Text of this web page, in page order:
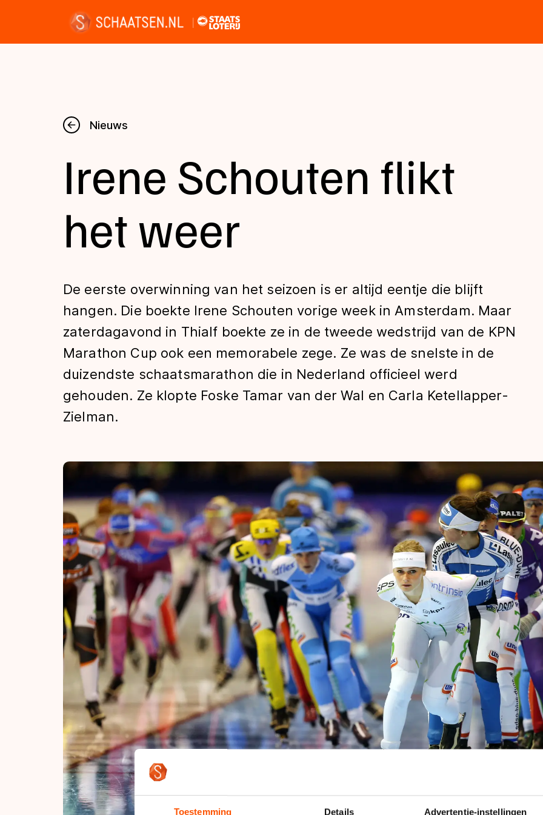
Toestemming Details Advertentie-instellingen
Nieuws
Kalender
Disciplines
Uitslagen
Tijden & historie
De weg op
Schaatsfans
Olympische Spelen
Nieuws
Irene Schouten flikt
het weer
De eerste overwinning van het seizoen is er altijd eentje die blijft
hangen. Die boekte Irene Schouten vorige week in Amsterdam. Maar
zaterdagavond in Thialf boekte ze in de tweede wedstrijd van de KPN
Marathon Cup ook een memorabele zege. Ze was de snelste in de
duizendste schaatsmarathon die in Nederland officieel werd
gehouden. Ze klopte Foske Tamar van der Wal en Carla Ketellapper-
Zielman.